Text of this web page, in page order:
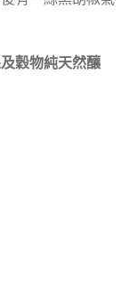
穀物純天然釀